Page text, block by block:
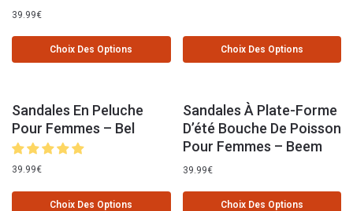
39.99€
Choix Des Options Choix Des Options
Sandales En Peluche
Pour Femmes – Bel
39.99€
Choix Des Options
Sandales À Plate-Forme
D’été Bouche De Poisson
Pour Femmes – Beem
39.99€
Choix Des Options